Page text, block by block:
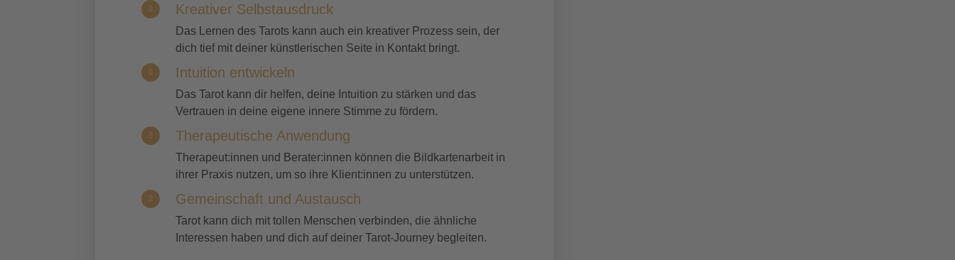
Kreativer Selbstausdruck
Das Lernen des Tarots kann auch ein kreativer Prozess sein, der
dich tief mit deiner künstlerischen Seite in Kontakt bringt.
Intuition entwickeln
Das Tarot kann dir helfen, deine Intuition zu stärken und das
Vertrauen in deine eigene innere Stimme zu fördern.
Therapeutische Anwendung
Therapeut:innen und Berater:innen können die Bildkartenarbeit in
ihrer Praxis nutzen, um so ihre Klient:innen zu unterstützen.
Gemeinschaft und Austausch
Tarot kann dich mit tollen Menschen verbinden, die ähnliche
Interessen haben und dich auf deiner Tarot-Journey begleiten.